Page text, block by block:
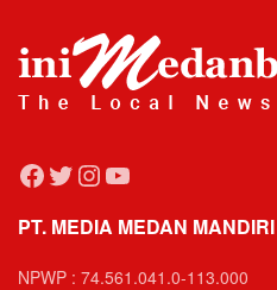
Facebook
Twitter
Instagram
YouTube
PT. MEDIA MEDAN
NPWP : 74.561.041.0-113.000